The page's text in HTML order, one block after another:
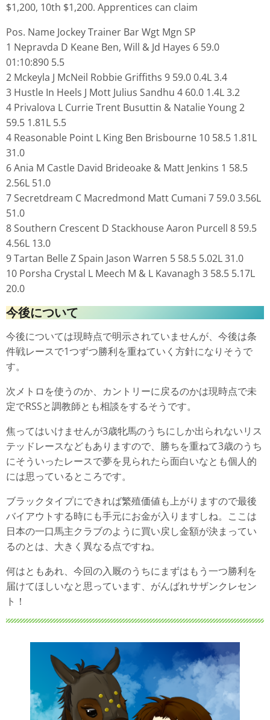
$1,200, 10th $1,200. Apprentices can claim
Pos. Name Jockey Trainer Bar Wgt Mgn SP
1 Nepravda D Keane Ben, Will & Jd Hayes 6 59.0
01:10:890 5.5
2 Mckeyla J McNeil Robbie Griffiths 9 59.0 0.4L 3.4
3 Hustle In Heels J Mott Julius Sandhu 4 60.0 1.4L 3.2
4 Privalova L Currie Trent Busuttin & Natalie Young 2
59.5 1.81L 5.5
4 Reasonable Point L King Ben Brisbourne 10 58.5 1.81L
31.0
6 Ania M Castle David Brideoake & Matt Jenkins 1 58.5
2.56L 51.0
7 Secretdream C Macredmond Matt Cumani 7 59.0 3.56L
51.0
8 Southern Crescent D Stackhouse Aaron Purcell 8 59.5
4.56L 13.0
9 Tartan Belle Z Spain Jason Warren 5 58.5 5.02L 31.0
10 Porsha Crystal L Meech M & L Kavanagh 3 58.5 5.17L
20.0
今後について
今後については現時点で明示されていませんが、今後は条
件戦レースで1つずつ勝利を重ねていく方針になりそうで
す。
次メトロを使うのか、カントリーに戻るのかは現時点で未
定でRSSと調教師とも相談をするそうです。
焦ってはいけませんが3歳牝馬のうちにしか出られないリス
テッドレースなどもありますので、勝ちを重ねて3歳のうち
にそういったレースで夢を見られたら面白いなとも個人的
には思っているところです。
ブラックタイプにできれば繁殖価値も上がりますので最後
バイアウトする時にも手元にお金が入りますしね。ここは
日本の一口馬主クラブのように買い戻し金額が決まってい
るのとは、大きく異なる点ですね。
何はともあれ、今回の入厩のうちにまずはもう一つ勝利を
届けてほしいなと思っています、がんばれサザンクレセン
ト！